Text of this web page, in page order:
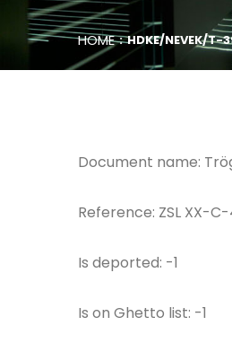
HOME HDKE/NEVEK/T-
Document name:
Reference: ZSL XX-
Is deported: -1
Is on Ghetto list: -1